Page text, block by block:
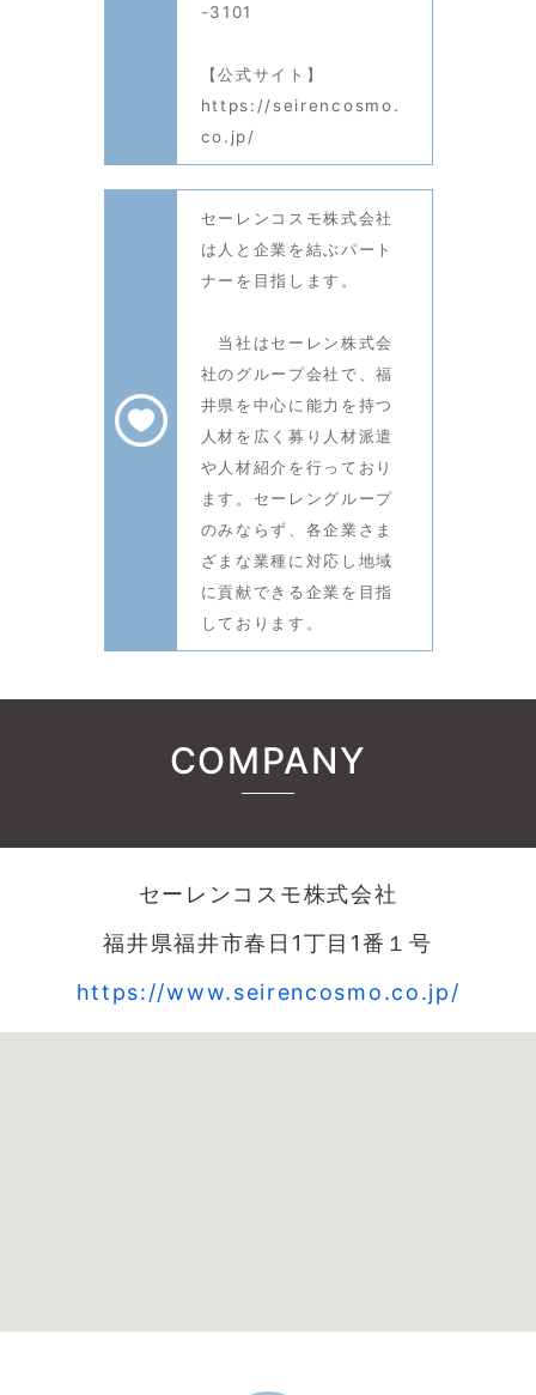
-3101
【公式サイト】
https://seirencosmo.
co.jp/
セーレンコスモ株式会社
は人と企業を結ぶパート
ナーを目指します。
当社はセーレン株式会
社のグループ会社で、福
井県を中心に能力を持つ
人材を広く募り人材派遣
や人材紹介を行っており
ます。セーレングループ
のみならず、各企業さま
ざまな業種に対応し地域
に貢献できる企業を目指
しております。
COMPANY
セーレンコスモ株式会社
福井県福井市春日1丁目1番１号
https://www.seirencosmo.co.jp/